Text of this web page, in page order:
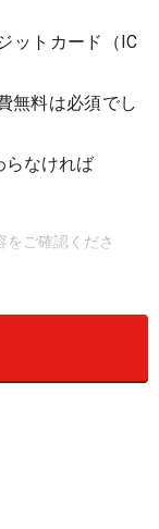
ットカード（IC
無料は必須でし
らなければ
をご確認くださ
身の責任において
慮しております
基づく損失・損害